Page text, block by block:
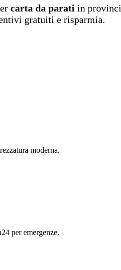
carta da parati in
gratuiti e risparmia.
moderna.
per emergenze.